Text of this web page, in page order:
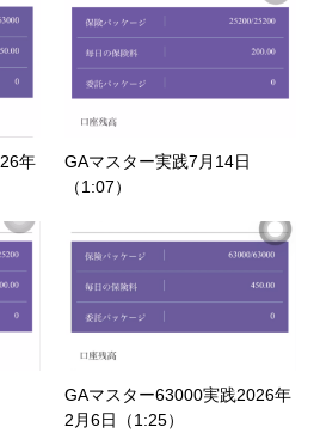
年
GAマスター実践7月14日
（1:07）
GAマスター63000実践2026年
2月6日（1:25）